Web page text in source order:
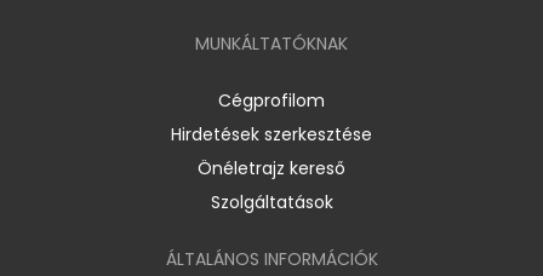
MUNKÁLTATÓKNAK
Cégprofilom
Hirdetések szerkesztése
Önéletrajz kereső
Szolgáltatások
ÁLTALÁNOS INFORMÁCIÓK